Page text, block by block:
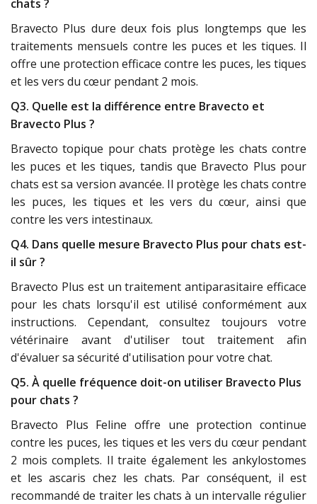
chats ?
Bravecto Plus dure deux fois plus longtemps que les
traitements mensuels contre les puces et les tiques. Il
offre une protection efficace contre les puces, les tiques
et les vers du cœur pendant 2 mois.
Q3. Quelle est la différence entre Bravecto et
Bravecto Plus ?
Bravecto topique pour chats protège les chats contre
les puces et les tiques, tandis que Bravecto Plus pour
chats est sa version avancée. Il protège les chats contre
les puces, les tiques et les vers du cœur, ainsi que
contre les vers intestinaux.
Q4. Dans quelle mesure Bravecto Plus pour chats est-
il sûr ?
Bravecto Plus est un traitement antiparasitaire efficace
pour les chats lorsqu'il est utilisé conformément aux
instructions. Cependant, consultez toujours votre
vétérinaire avant d'utiliser tout traitement afin
d'évaluer sa sécurité d'utilisation pour votre chat.
Q5. À quelle fréquence doit-on utiliser Bravecto Plus
pour chats ?
Bravecto Plus Feline offre une protection continue
contre les puces, les tiques et les vers du cœur pendant
2 mois complets. Il traite également les ankylostomes
et les ascaris chez les chats. Par conséquent, il est
recommandé de traiter les chats à un intervalle régulier